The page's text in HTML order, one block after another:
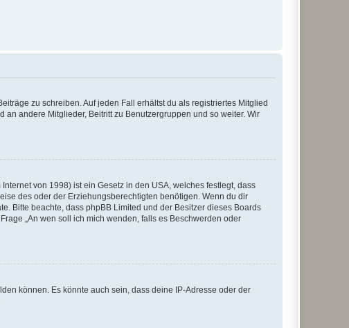
zu schreiben. Auf jeden Fall erhältst du als registriertes Mitglied
andere Mitglieder, Beitritt zu Benutzergruppen und so weiter. Wir
von 1998) ist ein Gesetz in den USA, welches festlegt, dass
des oder der Erziehungsberechtigten benötigen. Wenn du dir
Bitte beachte, dass phpBB Limited und der Besitzer dieses Boards
„An wen soll ich mich wenden, falls es Beschwerden oder
können. Es könnte auch sein, dass deine IP-Adresse oder der